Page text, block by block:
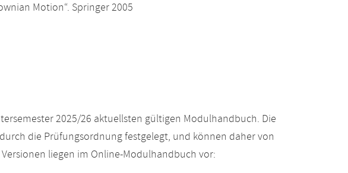
Motion“. Springer 2005
2025/26 aktuellsten gültigen Modulhandbuch. Die
die Prüfungsordnung festgelegt, und können daher von
liegen im Online-Modulhandbuch vor: